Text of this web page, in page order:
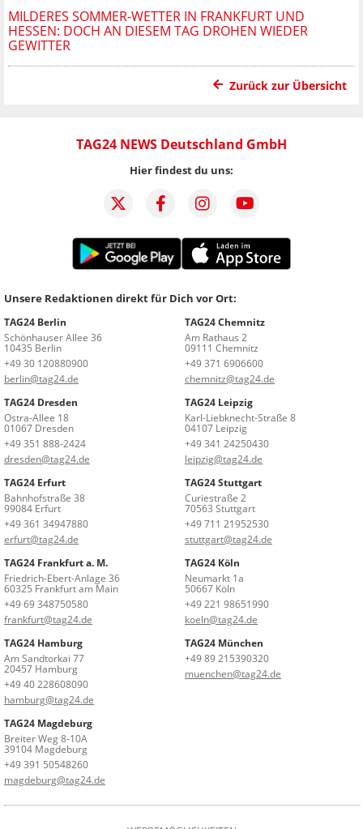
MILDERES SOMMER-WETTER IN FRANKFURT UND
HESSEN: DOCH AN DIESEM TAG DROHEN WIEDER
GEWITTER
Zurück zur Übersicht
TAG24 NEWS Deutschland GmbH
Hier findest du uns:
Unsere Redaktionen direkt für Dich vor Ort:
TAG24 Berlin
Schönhauser Allee 36
10435 Berlin
+49 30 120880900
berlin@tag24.de
TAG24 Chemnitz
Am Rathaus 2
09111 Chemnitz
+49 371 6906600
chemnitz@tag24.de
TAG24 Dresden
Ostra-Allee 18
01067 Dresden
+49 351 888-2424
dresden@tag24.de
TAG24 Leipzig
Karl-Liebknecht-Straße 8
04107 Leipzig
+49 341 24250430
leipzig@tag24.de
TAG24 Erfurt
Bahnhofstraße 38
99084 Erfurt
+49 361 34947880
erfurt@tag24.de
TAG24 Stuttgart
Curiestraße 2
70563 Stuttgart
+49 711 21952530
stuttgart@tag24.de
TAG24 Frankfurt a. M.
Friedrich-Ebert-Anlage 36
60325 Frankfurt am Main
+49 69 348750580
frankfurt@tag24.de
TAG24 Köln
Neumarkt 1a
50667 Köln
+49 221 98651990
koeln@tag24.de
TAG24 Hamburg
Am Sandtorkai 77
20457 Hamburg
+49 40 228608090
hamburg@tag24.de
TAG24 München
+49 89 215390320
muenchen@tag24.de
TAG24 Magdeburg
Breiter Weg 8-10A
39104 Magdeburg
+49 391 50548260
magdeburg@tag24.de